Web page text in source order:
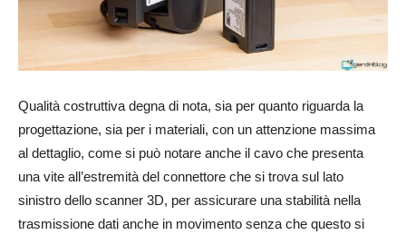
Qualità costruttiva degna di nota, sia per quanto riguarda la
progettazione, sia per i materiali, con un attenzione massima
al dettaglio, come si può notare anche il cavo che presenta
una vite all’estremità del connettore che si trova sul lato
sinistro dello scanner 3D, per assicurare una stabilità nella
trasmissione dati anche in movimento senza che questo si